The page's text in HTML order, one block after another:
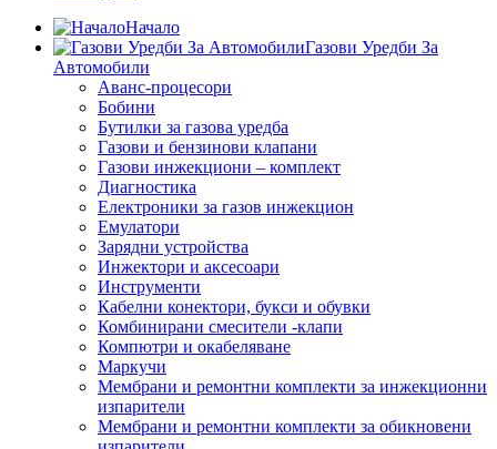
Начало
Газови Уредби За
Автомобили
Аванс-процесори
Бобини
Бутилки за газова уредба
Газови и бензинови клапани
Газови инжекциони – комплект
Диагностика
Електроники за газов инжекцион
Емулатори
Зарядни устройства
Инжектори и аксесоари
Инструменти
Кабелни конектори, букси и обувки
Комбинирани смесители -клапи
Компютри и окабеляване
Маркучи
Мембрани и ремонтни комплекти за инжекционни
изпарители
Мембрани и ремонтни комплекти за обикновени